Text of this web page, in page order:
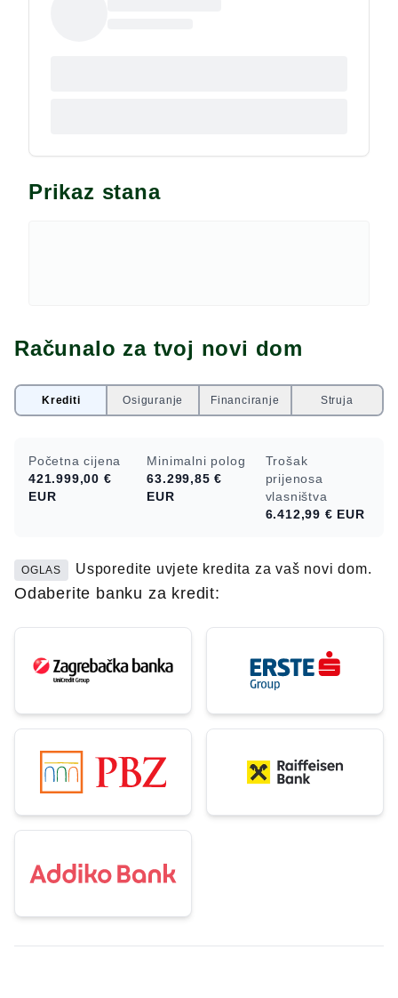
Prikaz stana
Računalo za tvoj novi dom
Krediti Osiguranje Financiranje Struja
Početna cijena
421.999,00 €
EUR
Minimalni polog
63.299,85 €
EUR
Trošak
prijenosa
vlasništva
6.412,99 € EUR
OGLAS Usporedite uvjete kredita za vaš novi dom.
Odaberite banku za kredit: